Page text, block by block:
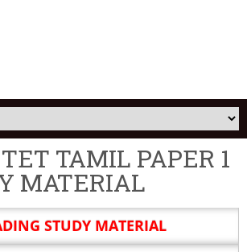
TAMIL PAPER 1
MATERIAL
STUDY MATERIAL